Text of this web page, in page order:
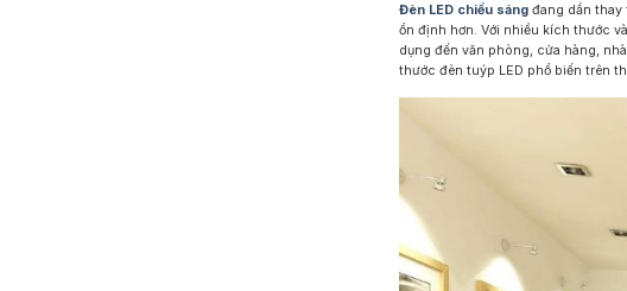
Đèn LED Thanh Thanh
Đèn LED
Đèn LED chiếu sángđang dần thay
ổn định hơn. Với nhiều kích thước
dụng đến văn phòng, cửa hàng,
thước đèn tuýp LED phổ biến trên